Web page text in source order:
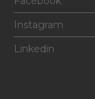
Instagram
Linkedin